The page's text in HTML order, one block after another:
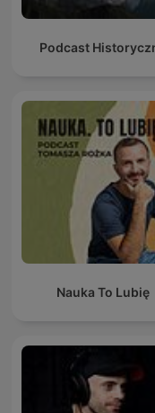
Podcast
Nauka To Lubię